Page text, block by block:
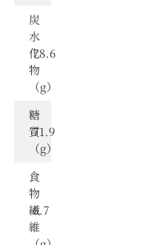
炭
⽔
化
物
（g）
78.6
糖
質
（g）
71.9
食
物
繊
維
6.7